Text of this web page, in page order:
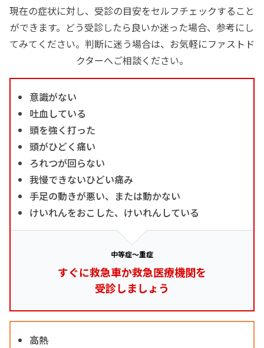
現在の症状に対し、受診の目安をセルフチェックすること
ができます。どう受診したら良いか迷った場合、参考にし
てみてください。判断に迷う場合は、お気軽にファストド
クターへご相談ください。
意識がない
吐血している
頭を強く打った
頭がひどく痛い
ろれつが回らない
我慢できないひどい痛み
手足の動きが悪い、または動かない
けいれんをおこした、けいれんしている
中等症～重症
すぐに救急車か救急医療機関を
受診しましょう
高熱